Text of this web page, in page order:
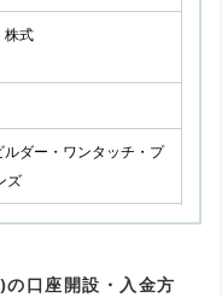
株式
ダー・ワンタッチ・プ
ズ
口座開設・入金方